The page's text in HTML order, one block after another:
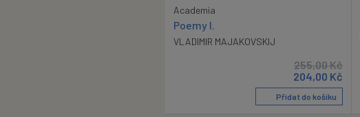
Academia
Poemy I.
VLADIMIR MAJAKOVSKIJ
255,00Kč
204,00 Kč
Přidat do košíku